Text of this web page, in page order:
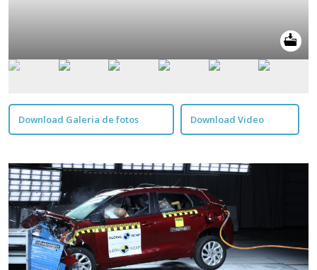
Download Galeria de fotos Download Video